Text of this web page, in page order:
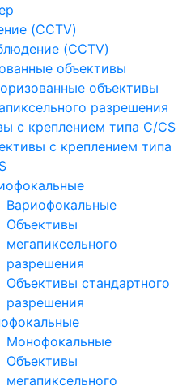
(CCTV)
(CCTV)
объективы
объективы
разрешения
с креплением типа C/CS
с креплением типа
Вариофокальные
Объективы
мегапиксельного
разрешения
Объективы стандартного
разрешения
Монофокальные
Объективы
мегапиксельного